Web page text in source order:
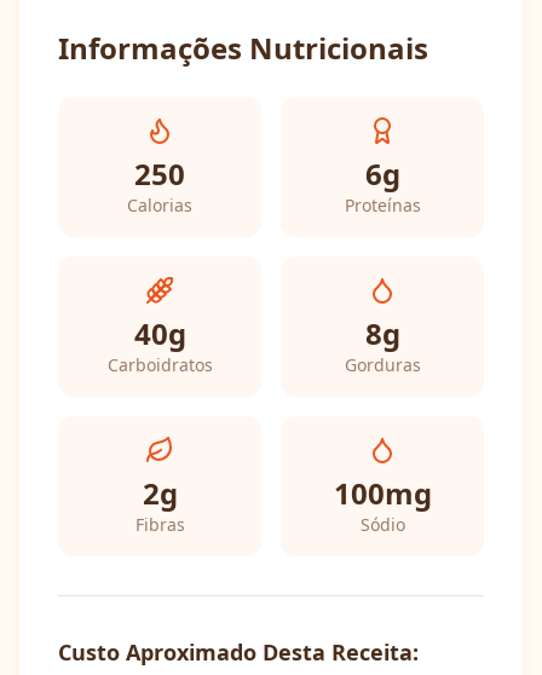
Informações Nutricionais
250
Calorias
6g
Proteínas
40g
Carboidratos
8g
Gorduras
2g
Fibras
100mg
Sódio
Custo Aproximado Desta Receita: